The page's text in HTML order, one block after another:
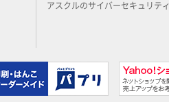
アスクルのサイバーセキュリティ